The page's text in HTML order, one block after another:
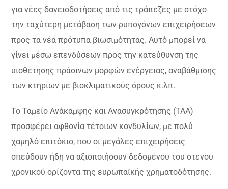
για νέες δανειοδοτήσεις από τις τράπεζες με στόχο
την ταχύτερη μετάβαση των ρυπογόνων επιχειρήσεων
προς τα νέα πρότυπα βιωσιμότητας. Αυτό μπορεί να
γίνει μέσω επενδύσεων προς την κατεύθυνση της
υιοθέτησης πράσινων μορφών ενέργειας, αναβάθμισης
των κτηρίων με βιοκλιματικούς όρους κ.λπ.
Το Ταμείο Ανάκαμψης και Ανασυγκρότησης (ΤΑΑ)
προσφέρει αφθονία τέτοιων κονδυλίων, με πολύ
χαμηλό επιτόκιο, που οι μεγάλες επιχειρήσεις
σπεύδουν ήδη να αξιοποιήσουν δεδομένου του στενού
χρονικού ορίζοντα της ευρωπαϊκής χρηματοδότησης.